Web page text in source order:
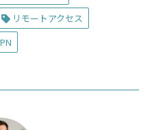
リモートアクセス